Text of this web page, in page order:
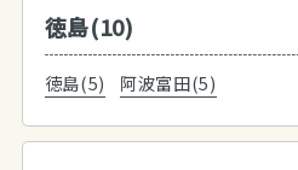
徳島(10)
徳島(5) 阿波富田(5)